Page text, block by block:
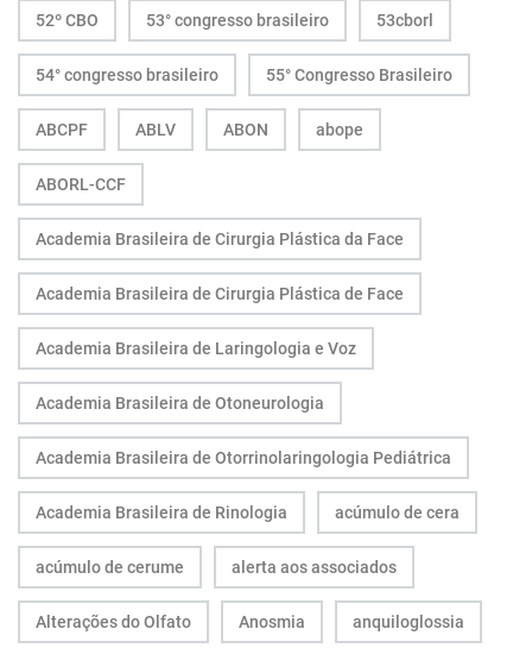
52º CBO 53° congresso brasileiro 53cborl
54° congresso brasileiro 55° Congresso Brasileiro
ABCPF ABLV ABON abope
ABORL-CCF
Academia Brasileira de Cirurgia Plástica da Face
Academia Brasileira de Cirurgia Plástica de Face
Academia Brasileira de Laringologia e Voz
Academia Brasileira de Otoneurologia
Academia Brasileira de Otorrinolaringologia Pediátrica
Academia Brasileira de Rinologia acúmulo de cera
acúmulo de cerume alerta aos associados
Alterações do Olfato Anosmia anquiloglossia